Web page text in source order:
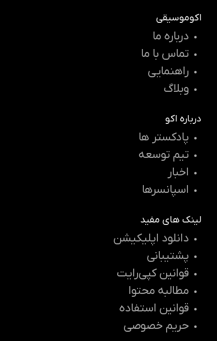
اکوموسیقی
درباره ما
تماس با ما
راهنمایی
وبلاگ
درباره اکو
پادکستر ها
تیم توسعه
اخبار
اسپانسرها
لینک های مفید
دانلود اپلیکیشن
پشتیبانی
قوانین کپی‌رایت
مطالبه محتوا
قوانین استفاده
حریم خصوصی